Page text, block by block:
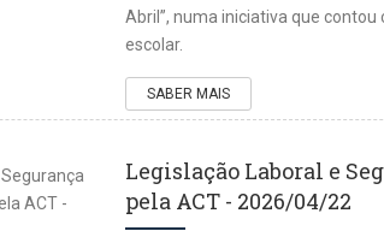
Abril”, numa iniciativa que
escolar.
SABER MAIS
Legislação Laboral e
pela ACT - 2026/04/22